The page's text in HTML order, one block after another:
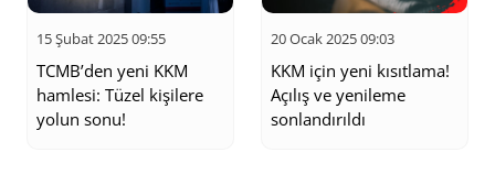
15 Şubat 2025 09:55
TCMB’den yeni KKM
hamlesi: Tüzel kişilere
yolun sonu!
20 Ocak 2025 09:03
KKM için yeni kısıtlama!
Açılış ve yenileme
sonlandırıldı